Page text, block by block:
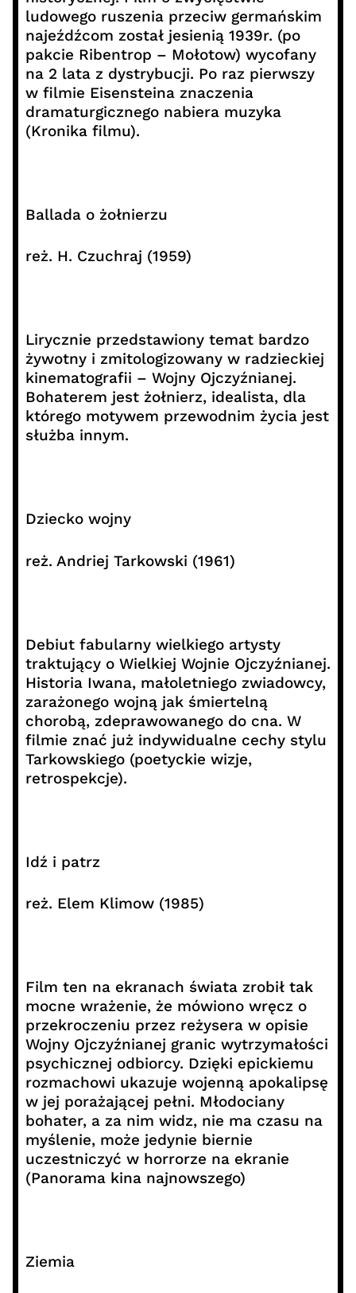
ludowego ruszenia przeciw germańskim
najeźdźcom został jesienią 1939r. (po
pakcie Ribentrop – Mołotow) wycofany
na 2 lata z dystrybucji. Po raz pierwszy
w filmie Eisensteina znaczenia
dramaturgicznego nabiera muzyka
(Kronika filmu).
Ballada o żołnierzu
reż. H. Czuchraj (1959)
Lirycznie przedstawiony temat bardzo
żywotny i zmitologizowany w radzieckiej
kinematografii – Wojny Ojczyźnianej.
Bohaterem jest żołnierz, idealista, dla
którego motywem przewodnim życia jest
służba innym.
Dziecko wojny
reż. Andriej Tarkowski (1961)
Debiut fabularny wielkiego artysty
traktujący o Wielkiej Wojnie Ojczyźnianej.
Historia Iwana, małoletniego zwiadowcy,
zarażonego wojną jak śmiertelną
chorobą, zdeprawowanego do cna. W
filmie znać już indywidualne cechy stylu
Tarkowskiego (poetyckie wizje,
retrospekcje).
Idź i patrz
reż. Elem Klimow (1985)
Film ten na ekranach świata zrobił tak
mocne wrażenie, że mówiono wręcz o
przekroczeniu przez reżysera w opisie
Wojny Ojczyźnianej granic wytrzymałości
psychicznej odbiorcy. Dzięki epickiemu
rozmachowi ukazuje wojenną apokalipsę
w jej porażającej pełni. Młodociany
bohater, a za nim widz, nie ma czasu na
myślenie, może jedynie biernie
uczestniczyć w horrorze na ekranie
(Panorama kina najnowszego)
Ziemia